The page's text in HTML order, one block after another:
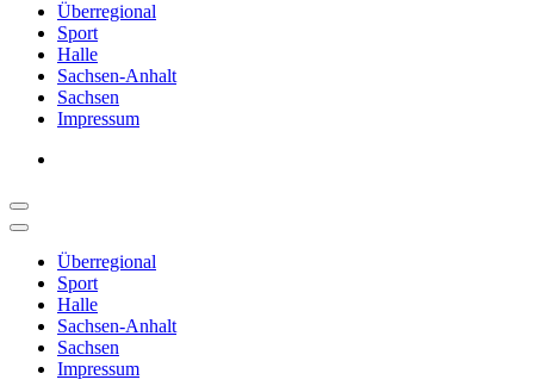
Überregional
Sport
Halle
Sachsen-Anhalt
Sachsen
Impressum
Überregional
Sport
Halle
Sachsen-Anhalt
Sachsen
Impressum